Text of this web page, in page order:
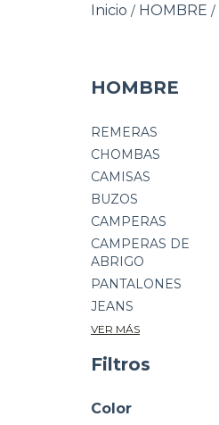
Inicio / HOMBRE /
HOMBRE
REMERAS
CHOMBAS
CAMISAS
BUZOS
CAMPERAS
CAMPERAS DE
ABRIGO
PANTALONES
JEANS
VER MÁS
Filtros
Color